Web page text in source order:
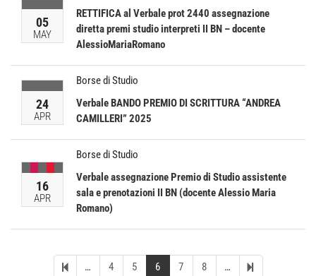
05
MAY
RETTIFICA al Verbale prot 2440 assegnazione
diretta premi studio interpreti II BN – docente
AlessioMariaRomano
24
APR
Borse di Studio
Verbale BANDO PREMIO DI SCRITTURA “ANDREA
CAMILLERI” 2025
16
APR
Borse di Studio
Verbale assegnazione Premio di Studio assistente
sala e prenotazioni II BN (docente Alessio Maria
Romano)
… 4 5 6 7 8 …